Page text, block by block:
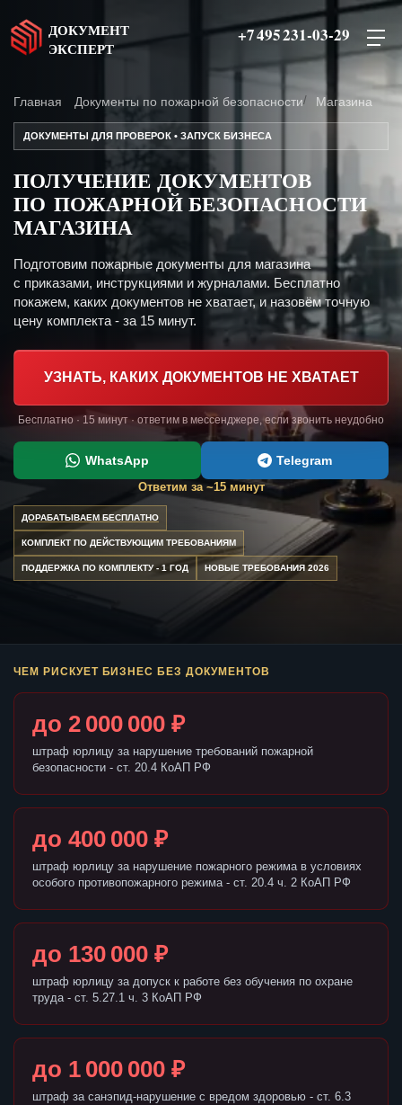
ДОКУМЕНТ
ЭКСПЕРТ
+7 495 231-03-29
Главная Документы по пожарной безопасности Магазина
ДОКУМЕНТЫ ДЛЯ ПРОВЕРОК • ЗАПУСК БИЗНЕСА
ПОЛУЧЕНИЕ ДОКУМЕНТОВ
ПО ПОЖАРНОЙ БЕЗОПАСНОСТИ
МАГАЗИНА
Подготовим пожарные документы для магазина
с приказами, инструкциями и журналами. Бесплатно
покажем, каких документов не хватает, и назовём точную
цену комплекта - за 15 минут.
УЗНАТЬ, КАКИХ ДОКУМЕНТОВ НЕ ХВАТАЕТ
Бесплатно · 15 минут · ответим в мессенджере, если звонить неудобно
WhatsApp Telegram
Ответим за ~15 минут
ДОРАБАТЫВАЕМ БЕСПЛАТНО
КОМПЛЕКТ ПО ДЕЙСТВУЮЩИМ ТРЕБОВАНИЯМ
ПОДДЕРЖКА ПО КОМПЛЕКТУ - 1 ГОД НОВЫЕ ТРЕБОВАНИЯ 2026
ЧЕМ РИСКУЕТ БИЗНЕС БЕЗ ДОКУМЕНТОВ
до 2 000 000 ₽
штраф юрлицу за нарушение требований пожарной
безопасности - ст. 20.4 КоАП РФ
до 400 000 ₽
штраф юрлицу за нарушение пожарного режима в условиях
особого противопожарного режима - ст. 20.4 ч. 2 КоАП РФ
до 130 000 ₽
штраф юрлицу за допуск к работе без обучения по охране
труда - ст. 5.27.1 ч. 3 КоАП РФ
до 1 000 000 ₽
штраф за санэпид-нарушение с вредом здоровью - ст. 6.3